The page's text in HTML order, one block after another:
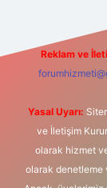
Reklam ve
Yasal Uyarı:
ve İletişim
olarak hizmet
olarak denetleme